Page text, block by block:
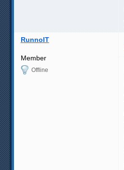
RunnoIT
Member
Offline